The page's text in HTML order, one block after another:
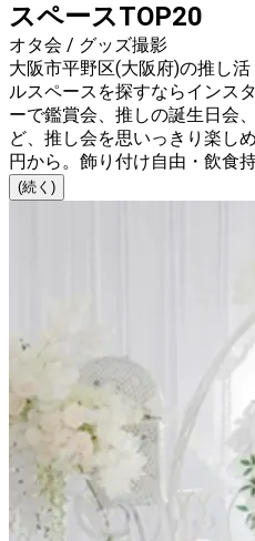
スペースTOP20
オタ会 / グッズ撮影
大阪市平野区(大阪府)の推し
ルスペースを探すならインス
ーで鑑賞会、推しの誕生日会
ど、推し会を思いっきり楽し
円から。飾り付け自由・飲食
(続く)